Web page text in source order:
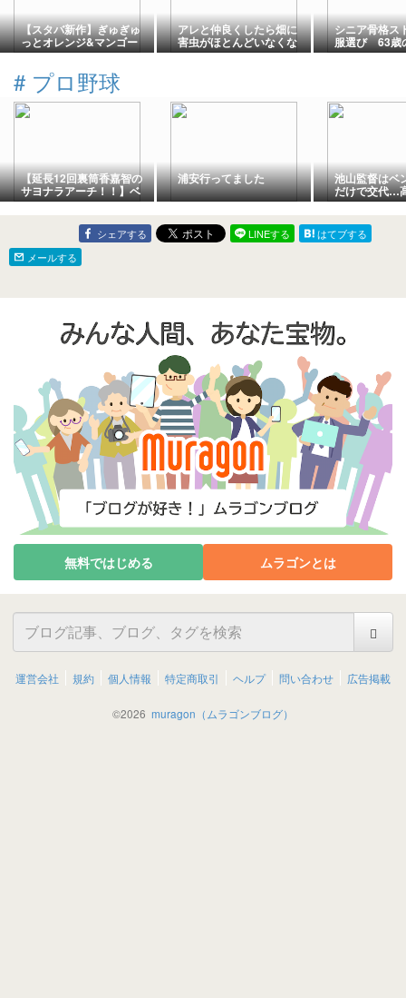
【スタバ新作】ぎゅぎゅ
っとオレンジ&マンゴー
フラペチーノ★めちゃ
に旅行記
アレと仲良くしたら畑に
害虫がほとんどいなくな
った
シニア骨格ス
服選び 63歳
ドカラー・オ
# プロ野球
【延長12回裏筒香嘉智の
サヨナラアーチ！！】ベ
イスターズvsカープ8/8
浦安行ってました 池山監督はベ
だけで交代…
回0/3KO
シェアする LINEする
はてブする
メールする
無料ではじめる ムラゴンとは
運営会社 規約 個人情報 特定商取引 ヘルプ 問い合わせ 広告掲載
©2026 muragon（ムラゴンブログ）